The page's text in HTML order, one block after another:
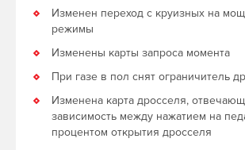
Изменен переход с круизных на
режимы
Изменены карты запроса момента
При газе в пол снят ограничитель
Изменена карта дросселя,
зависимость между нажатием на
процентом открытия дросселя